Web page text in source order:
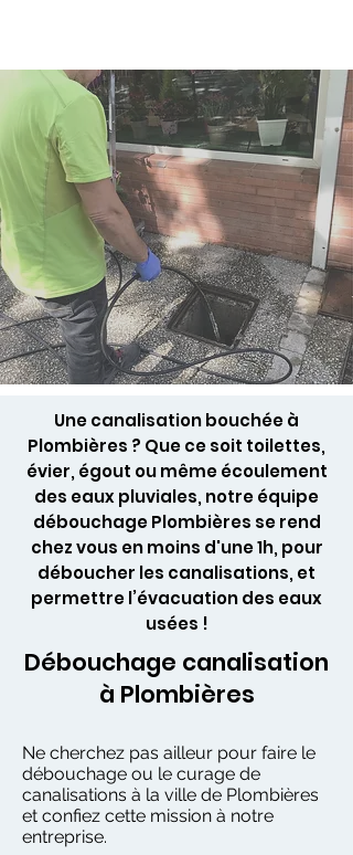
Une canalisation bouchée à
Plombières ? Que ce soit toilettes,
évier, égout ou même écoulement
des eaux pluviales, notre équipe
débouchage Plombières se rend
chez vous en moins d'une 1h, pour
déboucher les canalisations, et
permettre l’évacuation des eaux
usées !
Débouchage canalisation
à Plombières
Ne cherchez pas ailleur pour faire le
débouchage ou le curage de
canalisations à la ville de Plombières
et confiez cette mission à notre
entreprise.